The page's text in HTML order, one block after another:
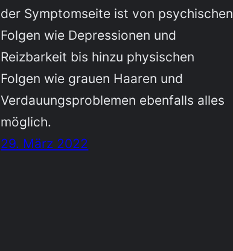
der Symptomseite ist von psychischen
Folgen wie Depressionen und
Reizbarkeit bis hinzu physischen
Folgen wie grauen Haaren und
Verdauungsproblemen ebenfalls alles
möglich.
29. März 2022